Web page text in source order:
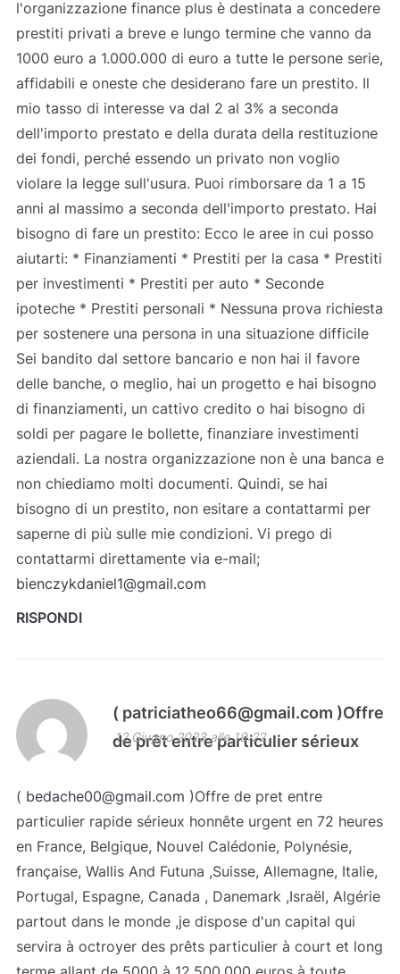
l'organizzazione finance plus è destinata a concedere
prestiti privati ​​​​a breve e lungo termine che vanno da
1000 euro a 1.000.000 di euro a tutte le persone serie,
affidabili e oneste che desiderano fare un prestito. Il
mio tasso di interesse va dal 2 al 3% a seconda
dell'importo prestato e della durata della restituzione
dei fondi, perché essendo un privato non voglio
violare la legge sull'usura. Puoi rimborsare da 1 a 15
anni al massimo a seconda dell'importo prestato. Hai
bisogno di fare un prestito: Ecco le aree in cui posso
aiutarti: * Finanziamenti * Prestiti per la casa * Prestiti
per investimenti * Prestiti per auto * Seconde
ipoteche * Prestiti personali * Nessuna prova richiesta
per sostenere una persona in una situazione difficile
Sei bandito dal settore bancario e non hai il favore
delle banche, o meglio, hai un progetto e hai bisogno
di finanziamenti, un cattivo credito o hai bisogno di
soldi per pagare le bollette, finanziare investimenti
aziendali. La nostra organizzazione non è una banca e
non chiediamo molti documenti. Quindi, se hai
bisogno di un prestito, non esitare a contattarmi per
saperne di più sulle mie condizioni. Vi prego di
contattarmi direttamente via e-mail;
bienczykdaniel1@gmail.com
RISPONDI
( patriciatheo66@gmail.com )Offre
de prêt entre particulier sérieux
12 Giugno 2023 alle 19:22
( bedache00@gmail.com )Offre de pret entre
particulier rapide sérieux honnête urgent en 72 heures
en France, Belgique, Nouvel Calédonie, Polynésie,
française, Wallis And Futuna ,Suisse, Allemagne, Italie,
Portugal, Espagne, Canada , Danemark ,Israël, Algérie
partout dans le monde ,je dispose d'un capital qui
servira à octroyer des prêts particulier à court et long